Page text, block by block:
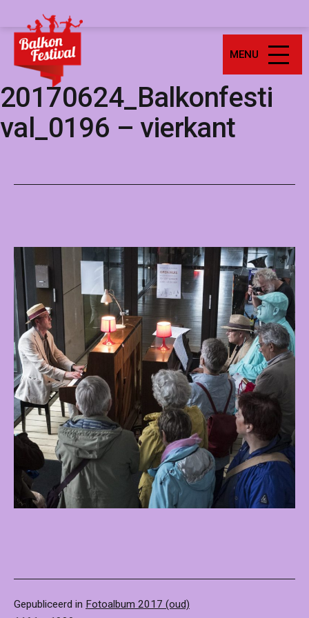
naar
inhoud
Balkonfestival
MENU
20170624_Balkonfesti
val_0196 – vierkant
Gepubliceerd in Fotoalbum 2017 (oud)